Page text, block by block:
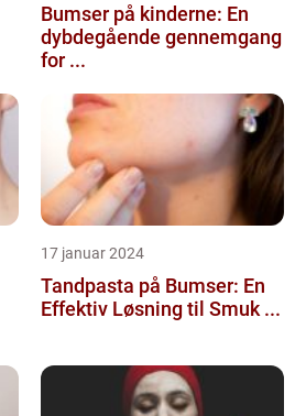
Bumser på kinderne: En
dybdegående gennemgang
for ...
17 januar 2024
Tandpasta på Bumser: En
Effektiv Løsning til Smuk ...